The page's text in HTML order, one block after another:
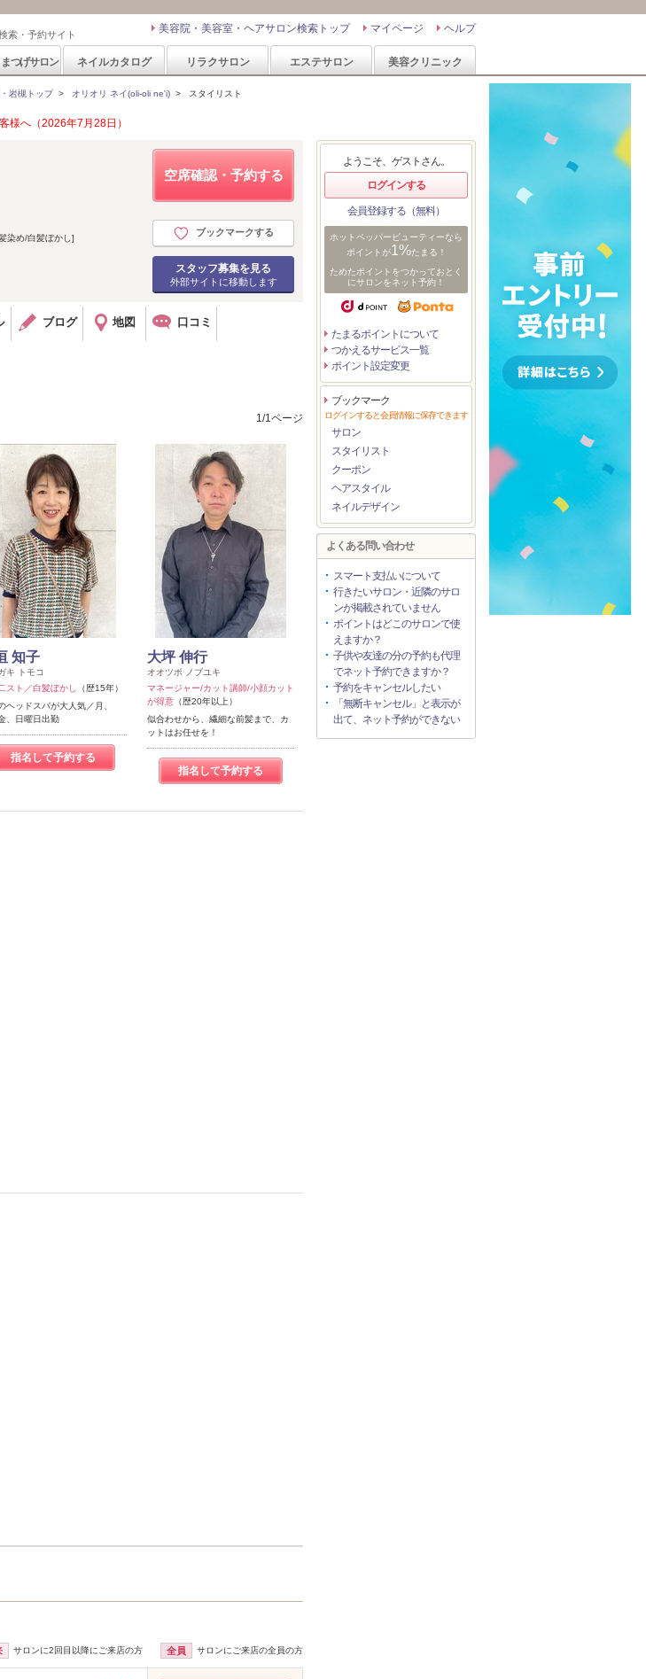
索・予約サイト ヘルプ
マイページ
美容院・美容室・ヘアサロン検索トップ
つげサロン ネイルカタログ リラクサロン エステサロン 美容クリニック
岩槻トップ> オリオリ ネイ(oli-oli ne'i) > スタイリスト
様へ（2026年7月28日）
空席確認・予約する
ブックマークする
スタッフ募集を見る
外部サイトに移動します
染め/白髪ぼかし]
ブログ 地図 口コミ
1/1ページ
知子
キ トモコ
スト／白髪ぼかし
（歴15年）
ヘッドスパが大人気／月、
、日曜日出勤
指名して予約する
大坪 伸行
オオツボ ノブユキ
マネージャー/カット講師/小顔カット
が得意（歴20年以上）
似合わせから、繊細な前髪まで、カ
ットはお任せを！
指名して予約する
サロンに2回目以降にご来店の方 全員 サロンにご来店の全員の方
ようこそ、ゲストさん。
ログインする
会員登録する（無料）
ホットペッパービューティーなら
ポイントが1%たまる！
ためたポイントをつかっておとく
にサロンをネット予約！
たまるポイントについて
つかえるサービス一覧
ポイント設定変更
ブックマーク
ログインすると会員情報に保存できます
サロン
スタイリスト
クーポン
ヘアスタイル
ネイルデザイン
よくある問い合わせ
スマート支払いについて
行きたいサロン・近隣のサロ
ンが掲載されていません
ポイントはどこのサロンで使
えますか？
子供や友達の分の予約も代理
でネット予約できますか？
予約をキャンセルしたい
「無断キャンセル」と表示が
出て、ネット予約ができない